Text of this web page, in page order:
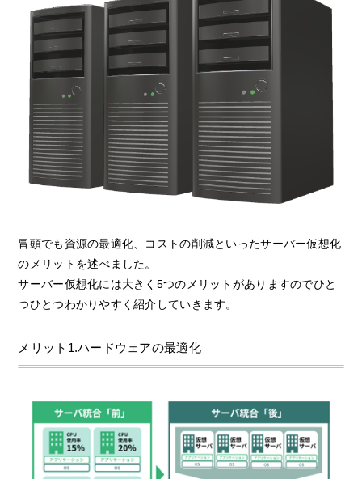
冒頭でも資源の最適化、コストの削減といったサーバー仮想化
のメリットを述べました。
サーバー仮想化には大きく5つのメリットがありますのでひと
つひとつわかりやすく紹介していきます。
メリット1.ハードウェアの最適化